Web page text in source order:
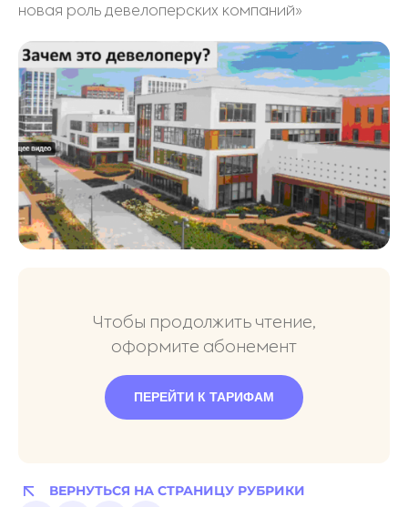
новая роль девелоперских компаний»
Чтобы продолжить чтение,
оформите абонемент
ПЕРЕЙТИ К ТАРИФАМ
ВЕРНУТЬСЯ НА СТРАНИЦУ РУБРИКИ